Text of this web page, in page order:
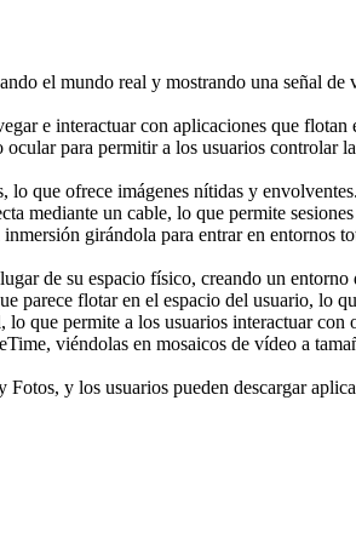
el mundo real y mostrando una señal de
e interactuar con aplicaciones que flotan
para permitir a los usuarios controlar
que ofrece imágenes nítidas y envolventes.
mediante un cable, lo que permite
girándola para entrar en entornos
de su espacio físico, creando un
parece flotar en el espacio del usuario, lo
que permite a los usuarios interactuar con
viéndolas en mosaicos de vídeo a
y los usuarios pueden descargar